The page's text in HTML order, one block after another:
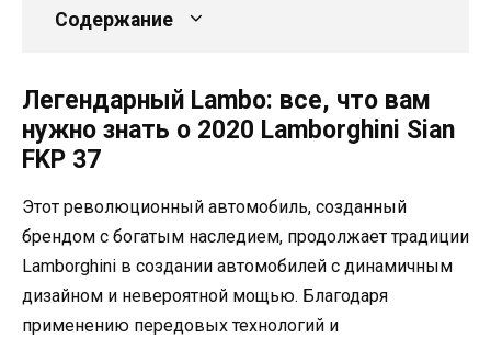
Содержание
Легендарный Lambo: все, что вам
нужно знать о 2020 Lamborghini Sian
FKP 37
Этот революционный автомобиль, созданный
брендом с богатым наследием, продолжает традиции
Lamborghini в создании автомобилей с динамичным
дизайном и невероятной мощью. Благодаря
применению передовых технологий и